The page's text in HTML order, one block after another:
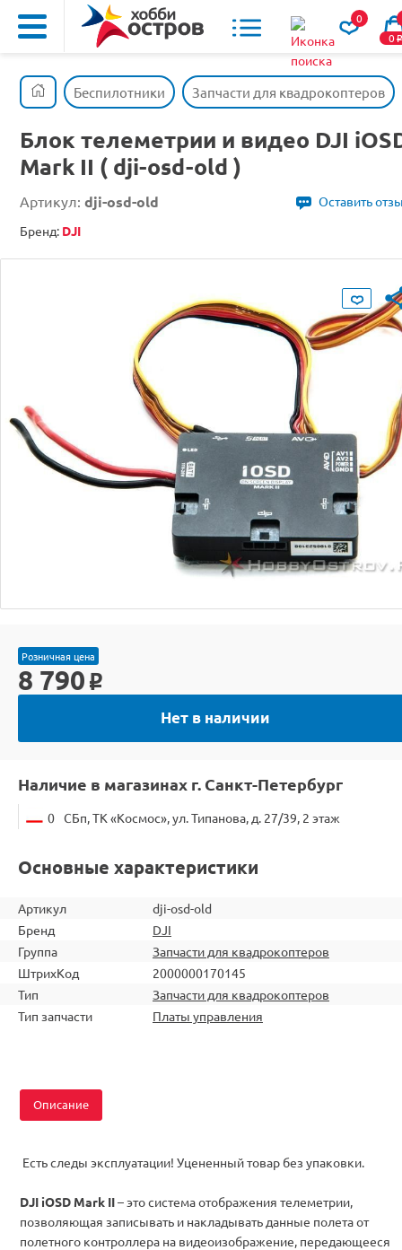
0
0o
Беспилотники Запчасти для квадрокоптеров
Блок телеметрии и видео DJI
Mark II ( dji-osd-old )
Артикул: dji-osd-old
Оставить
Бренд: DJI
Розничная цена
8 790 o
Нет в наличии
Наличие в магазинах г. Санкт-Петербург
0 СБп, ТК «Космос», ул. Типанова, д. 27/39, 2 этаж
Основные характеристики
Артикул
dji-osd-old
Бренд
DJI
Группа
Запчасти для квадрокоптеров
ШтрихКод
2000000170145
Тип
Запчасти для квадрокоптеров
Тип запчасти
Платы управления
Описание
Есть следы эксплуатации! Уцененный товар без упаковки.
DJI iOSD Mark II– это система отображения телеметрии,
позволяющая записывать и накладывать данные полета от
полетного контроллера на видеоизображение, передающееся